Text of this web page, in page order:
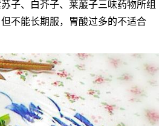
子、白芥子、莱菔子三味药物所组
不能长期服，胃酸过多的不适合